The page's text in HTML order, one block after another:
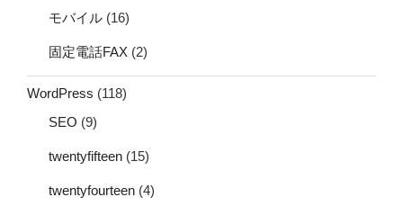
モバイル (16)
固定電話FAX (2)
WordPress (118)
SEO (9)
twentyfifteen (15)
twentyfourteen (4)